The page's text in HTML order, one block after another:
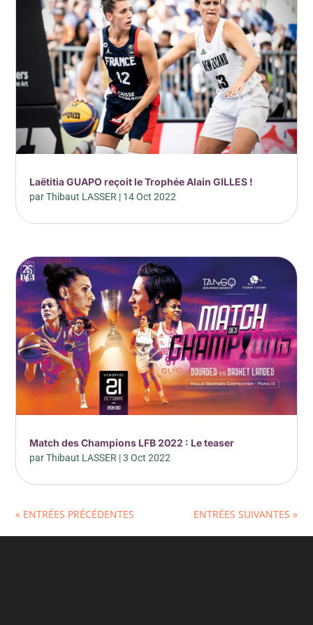
Laëtitia GUAPO reçoit le Trophée Alain GILLES !
parThibaut LASSER | 14 Oct 2022
Match des Champions LFB 2022 : Le teaser
parThibaut LASSER |3 Oct 2022
« ENTRÉES PRÉCÉDENTES ENTRÉES SUIVANTES »